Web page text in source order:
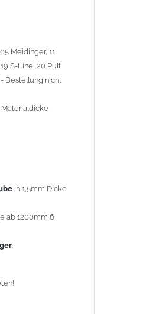
Meidinger, 11
S-Line, 20 Pult
Bestellung nicht
Materialdicke
in 1,5mm Dicke
ab 1200mm 6